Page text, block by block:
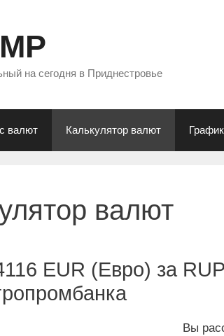
на сегодня в Приднестровье
валют Калькулятор валют
валют
EUR (Евро) за
Вы